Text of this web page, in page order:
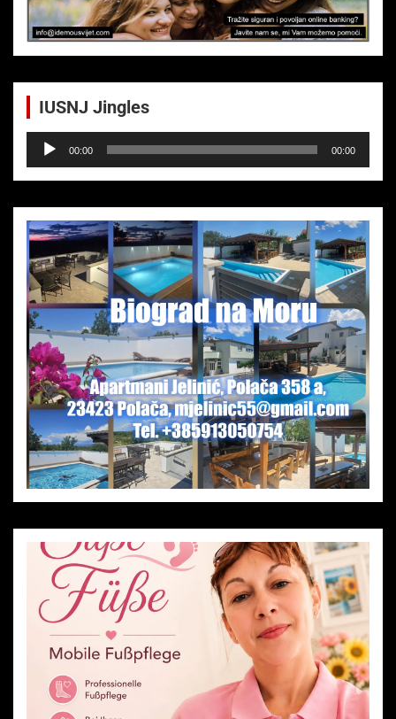
IUSNJ Jingles
Audio-
Player
00:00 00:00